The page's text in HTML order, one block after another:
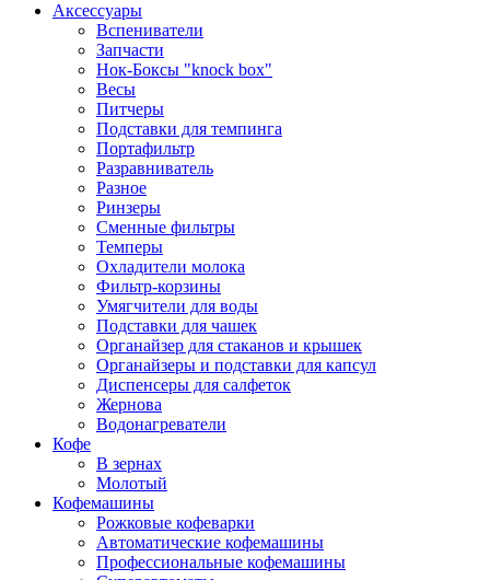
Аксессуары
Вспениватели
Запчасти
Нок-Боксы "knock box"
Весы
Питчеры
Подставки для темпинга
Портафильтр
Разравниватель
Разное
Ринзеры
Сменные фильтры
Темперы
Охладители молока
Фильтр-корзины
Умягчители для воды
Подставки для чашек
Органайзер для стаканов и крышек
Органайзеры и подставки для капсул
Диспенсеры для салфеток
Жернова
Водонагреватели
Кофе
В зернах
Молотый
Кофемашины
Рожковые кофеварки
Автоматические кофемашины
Профессиональные кофемашины